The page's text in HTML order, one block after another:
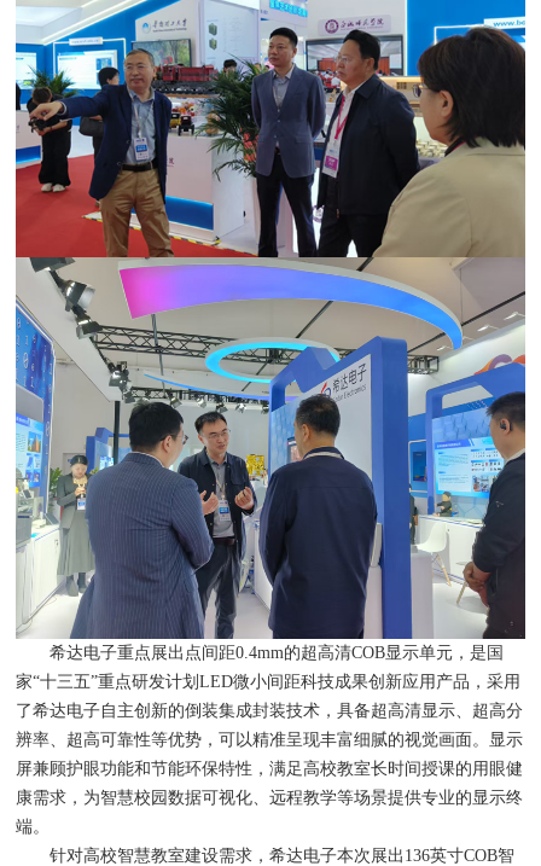
希达电子重点展出点间距0.4mm的超高清COB显示单元，是国
家“十三五”重点研发计划LED微小间距科技成果创新应用产品，采用
了希达电子自主创新的倒装集成封装技术，具备超高清显示、超高分
辨率、超高可靠性等优势，可以精准呈现丰富细腻的视觉画面。显示
屏兼顾护眼功能和节能环保特性，满足高校教室长时间授课的用眼健
康需求，为智慧校园数据可视化、远程教学等场景提供专业的显示终
端。
针对高校智慧教室建设需求，希达电子本次展出136英寸COB智